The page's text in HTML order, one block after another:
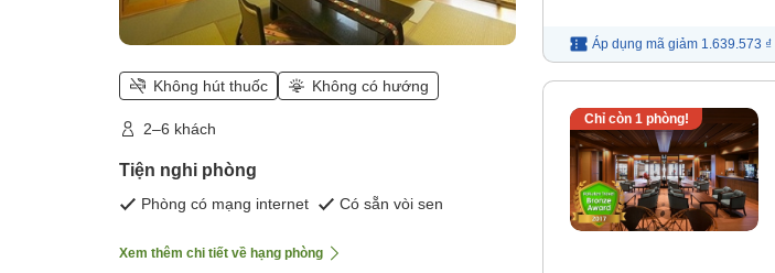
Không hút thuốc Không có hướng
2–6 khách
Tiện nghi phòng
Phòng có mạng internet Có sẵn vòi sen
Xem thêm chi tiết về hạng phòng
Áp dụng mã giảm 1.639.573 ₫
Chỉ còn 1phòng!